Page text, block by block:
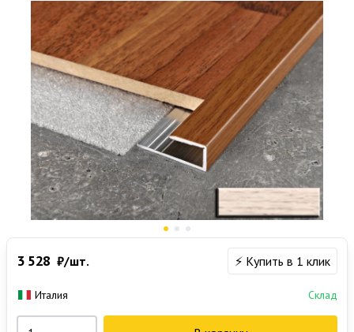
3 528 ₽/шт. ⚡ Купить в 1 клик
Италия Склад